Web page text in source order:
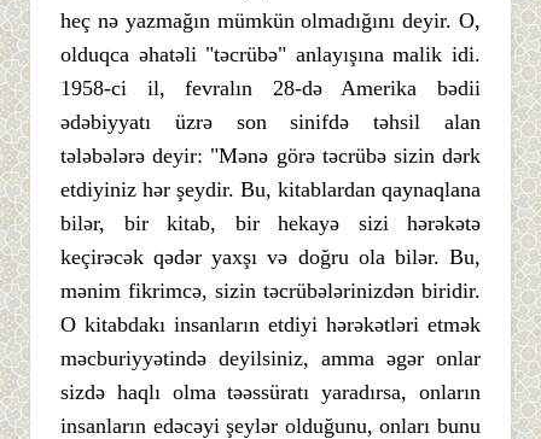
heç nə yazmağın mümkün olmadığını deyir. O,
olduqca əhatəli "təcrübə" anlayışına malik idi.
1958-ci il, fevralın 28-də Amerika bədii
ədəbiyyatı üzrə son sinifdə təhsil alan
tələbələrə deyir: "Mənə görə təcrübə sizin dərk
etdiyiniz hər şeydir. Bu, kitablardan qaynaqlana
bilər, bir kitab, bir hekayə sizi hərəkətə
keçirəcək qədər yaxşı və doğru ola bilər. Bu,
mənim fikrimcə, sizin təcrübələrinizdən biridir.
O kitabdakı insanların etdiyi hərəkətləri etmək
məcburiyyətində deyilsiniz, amma əgər onlar
sizdə haqlı olma təəssüratı yaradırsa, onların
insanların edəcəyi şeylər olduğunu, onları bunu